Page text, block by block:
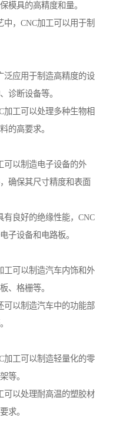
模具的高精度和量。
，CNC加工可以用于制
应用于制造高精度的设
诊断设备等。
工可以处理多种生物相
的高要求。
以制造电子设备的外
确保其尺寸精度和表面
良好的绝缘性能，CNC
子设备和电路板。
可以制造汽车内饰和外
、格栅等。
以制造汽车中的功能部
工可以制造轻量化的零
等。
以处理耐高温的塑胶材
求。